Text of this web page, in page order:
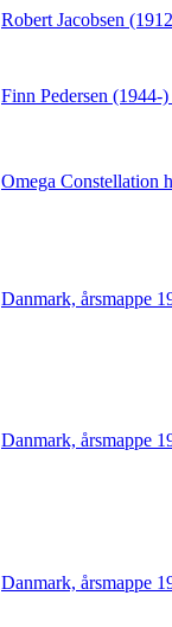
Robert Jacobsen
Finn Pedersen
Omega Constellation
Danmark, årsmappe
Danmark, årsmappe
Danmark, årsmappe